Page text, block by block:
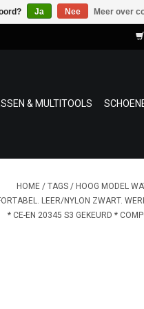
& MULTITOOLS
HOME / TAGS / HOOG MODEL
LEER/NYLON ZWART.
* CE-EN 20345 S3 GEKEURD *
Ja Nee Meer over